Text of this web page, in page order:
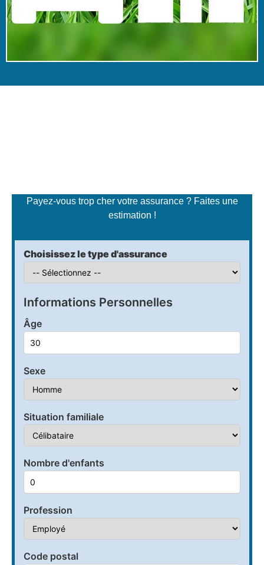
Payez-vous trop cher votre assurance ? Faites une
estimation !
Choisissez le type d'assurance
Informations Personnelles
Âge
Sexe
Situation familiale
Nombre d'enfants
Profession
Code postal